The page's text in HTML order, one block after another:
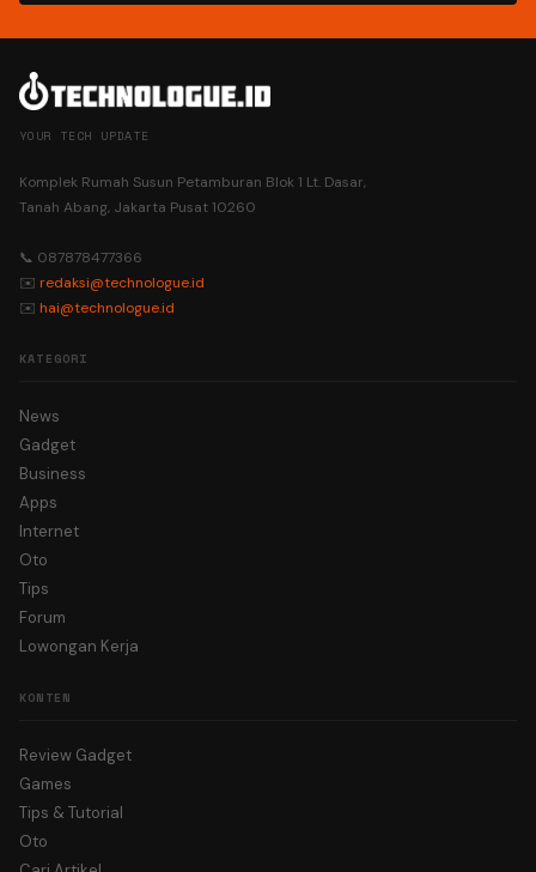
YOUR TECH UPDATE
Komplek Rumah Susun Petamburan Blok 1 Lt. Dasar,
Tanah Abang, Jakarta Pusat 10260
📞 087878477366
✉️ redaksi@technologue.id
✉️ hai@technologue.id
KATEGORI
News
Gadget
Business
Apps
Internet
Oto
Tips
Forum
Lowongan Kerja
KONTEN
Review Gadget
Games
Tips & Tutorial
Oto